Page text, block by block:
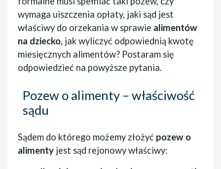
wymaga uiszczenia opłaty, jaki sąd jest
właściwy do orzekania w sprawie alimentów
na dziecko, jak wyliczyć odpowiednią kwotę
miesięcznych alimentów? Postaram się
odpowiedzieć na powyższe pytania.
Pozew o alimenty – właściwość
sądu
Sądem do którego możemy złożyć pozew o
alimenty jest sąd rejonowy właściwy: